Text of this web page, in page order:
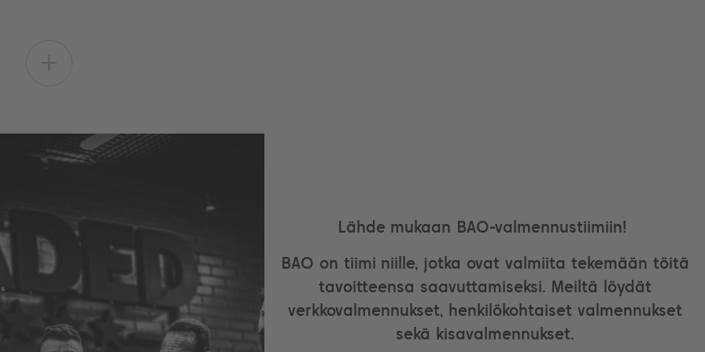
Lähde mukaan BAO-valmennustiimiin!
BAO on tiimi niille, jotka ovat valmiita tekemään töitä
tavoitteensa saavuttamiseksi. Meiltä löydät
verkkovalmennukset, henkilökohtaiset valmennukset
sekä kisavalmennukset.